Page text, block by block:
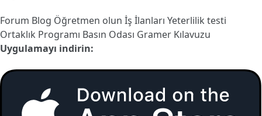
Forum Blog Öğretmen olun İş İlanları Yeterlilik testi
Ortaklık Programı Basın Odası Gramer Kılavuzu
Uygulamayı indirin: